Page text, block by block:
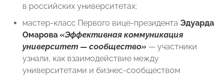
в российских университетах;
мастер-класс Первого вице-президента Эдуарда
Омарова «Эффективная коммуникация
университет — сообщество» — участники
узнали, как взаимодействие между
университетами и бизнес-сообществом